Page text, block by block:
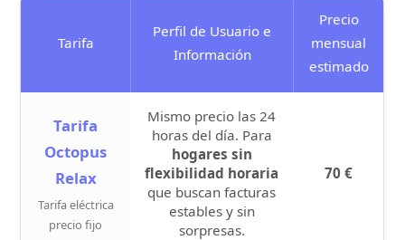
Tarifa
Perfil de Usuario e
Información
Precio
mensual
estimado
Tarifa
Octopus
Relax
Tarifa eléctrica
precio fijo
Mismo precio las 24
horas del día. Para
hogares sin
flexibilidad horaria
que buscan facturas
estables y sin
sorpresas.
70 €